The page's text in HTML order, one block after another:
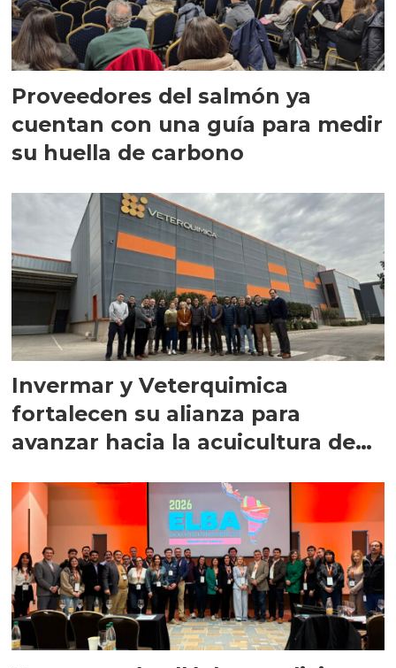
Proveedores del salmón ya
cuentan con una guía para medir
su huella de carbono
Invermar y Veterquimica
fortalecen su alianza para
avanzar hacia la acuicultura de